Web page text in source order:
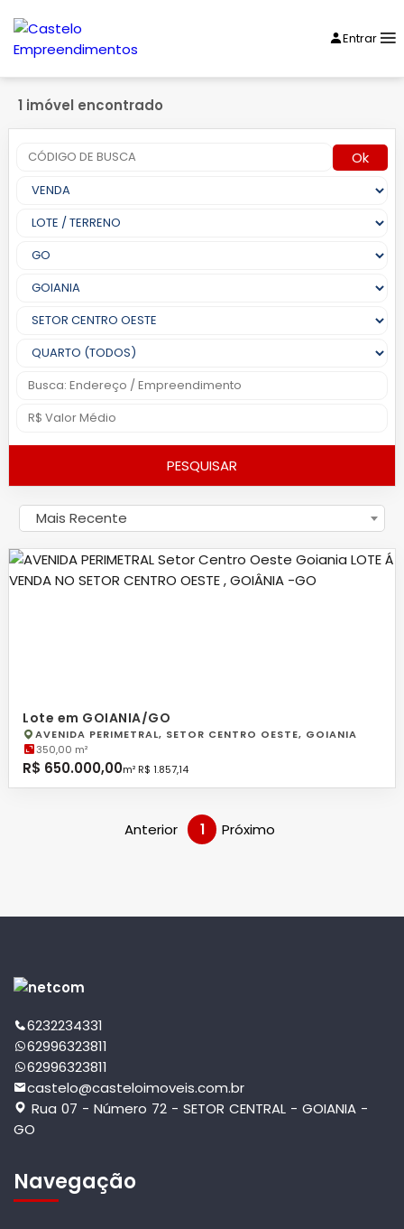
Entrar
1 imóvel encontrado
Ok
PESQUISAR
Mais Recente
Lote em GOIANIA/GO
AVENIDA PERIMETRAL, SETOR CENTRO OESTE, GOIANIA
350,00 m²
R$ 650.000,00m² R$ 1.857,14
Anterior 1 Próximo
6232234331
62996323811
62996323811
castelo@casteloimoveis.com.br
Rua 07 - Número 72 - SETOR CENTRAL - GOIANIA -
GO
Navegação